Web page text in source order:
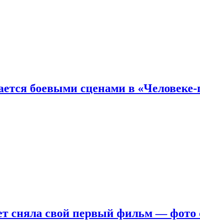
боевыми сценами в «Человеке-
сняла свой первый фильм — фото